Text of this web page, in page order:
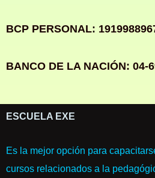
BCP PERSONAL:
BANCO DE LA NACIÓN: 04-
ESCUELA EXE
Es la mejor opción para
cursos relacionados a la